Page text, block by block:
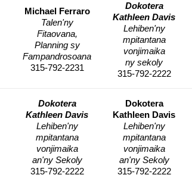
Michael Ferraro
Talen'ny
Fitaovana,
Planning sy
Fampandrosoana
315-792-2231
Dokotera
Kathleen Davis
Lehiben'ny
mpitantana
vonjimaika
ny sekoly
315-792-2222
Dokotera
Kathleen Davis
Lehiben'ny
mpitantana
vonjimaika
an'ny Sekoly
315-792-2222
Dokotera
Kathleen Davis
Lehiben'ny
mpitantana
vonjimaika
an'ny Sekoly
315-792-2222